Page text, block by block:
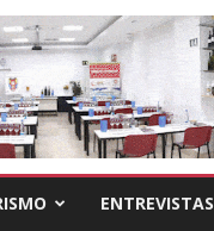
ENTREVISTAS